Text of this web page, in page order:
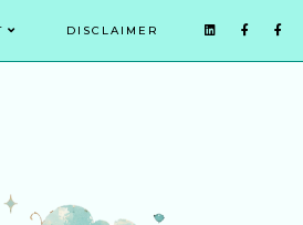
DISCLAIMER